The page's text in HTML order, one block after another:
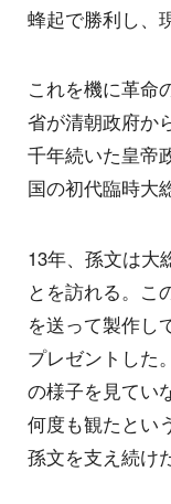
蜂起で勝利し、
これを機に革命
省が清朝政府か
千年続いた皇帝
国の初代臨時大
13年、孫文は大
とを訪れる。こ
を送って製作し
プレゼントした
の様子を見てい
何度も観たとい
孫文を支え続け